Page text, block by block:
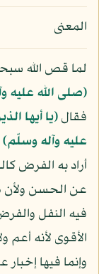
المعنى
لما قص الله
(صلى الله عليه
فقال﴿يا أيها
عليه وآله وسلّم)
أراد به الفرض
عن الحسن ولأن
فيه النفل
الأقوى لأنه أعم
وإنما فيها